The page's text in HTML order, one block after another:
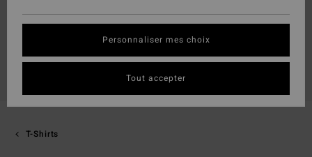
T-Shirts
Personnaliser mes choix
Tout accepter